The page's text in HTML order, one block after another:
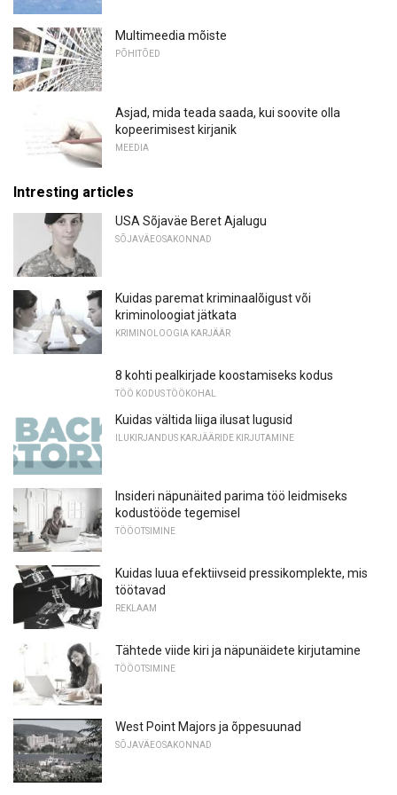
Multimeedia mõiste
PÕHITÕED
Asjad, mida teada saada, kui soovite olla
kopeerimisest kirjanik
MEEDIA
Intresting articles
USA Sõjaväe Beret Ajalugu
SÕJAVÄEOSAKONNAD
Kuidas paremat kriminaalõigust või
kriminoloogiat jätkata
KRIMINOLOOGIA KARJÄÄR
8 kohti pealkirjade koostamiseks kodus
TÖÖ KODUS TÖÖKOHAL
Kuidas vältida liiga ilusat lugusid
ILUKIRJANDUS KARJÄÄRIDE KIRJUTAMINE
Insideri näpunäited parima töö leidmiseks
kodustööde tegemisel
TÖÖOTSIMINE
Kuidas luua efektiivseid pressikomplekte, mis
töötavad
REKLAAM
Tähtede viide kiri ja näpunäidete kirjutamine
TÖÖOTSIMINE
West Point Majors ja õppesuunad
SÕJAVÄEOSAKONNAD